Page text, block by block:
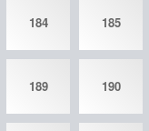
184 185
189 190